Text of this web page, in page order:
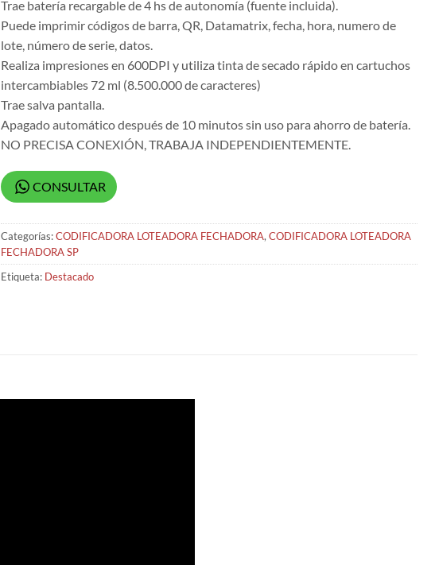
Trae batería recargable de 4 hs de autonomía (fuente incluida).
Puede imprimir códigos de barra, QR, Datamatrix, fecha, hora, numero de
lote, número de serie, datos.
Realiza impresiones en 600DPI y utiliza tinta de secado rápido en cartuchos
intercambiables 72 ml (8.500.000 de caracteres)
Trae salva pantalla.
Apagado automático después de 10 minutos sin uso para ahorro de batería.
NO PRECISA CONEXIÓN, TRABAJA INDEPENDIENTEMENTE.
CONSULTAR
Categorías:CODIFICADORA LOTEADORA FECHADORA, CODIFICADORA LOTEADORA
FECHADORA SP
Etiqueta: Destacado